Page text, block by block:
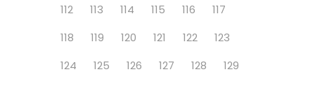
112
113 114 115 116
117
118
119 120 121 122
123
124
125 126 127 128
129